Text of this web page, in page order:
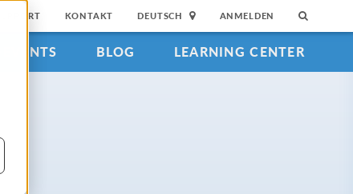
SUPPORT KONTAKT DEUTSCH ANMELDEN
EVENTS BLOG LEARNING CENTER